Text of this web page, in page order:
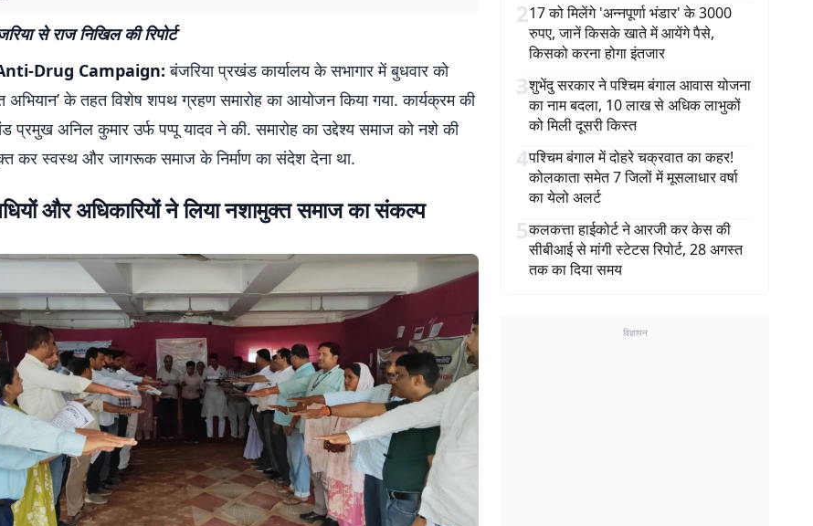
से राज निखिल की रिपोर्ट
Drug Campaign: बंजरिया प्रखंड कार्यालय के सभागार में बुधवार को
अभियान’ के तहत विशेष शपथ ग्रहण समारोह का आयोजन किया गया. कार्यक्रम की
प्रमुख अनिल कुमार उर्फ पप्पू यादव ने की. समारोह का उद्देश्य समाज को नशे की
कर स्वस्थ और जागरूक समाज के निर्माण का संदेश देना था.
और अधिकारियों ने लिया नशामुक्त समाज का संकल्प
217 को मिलेंगे 'अन्नपूर्णा भंडार' के 3000
रुपए, जानें किसके खाते में आयेंगे पैसे,
किसको करना होगा इंतजार
3शुभेंदु सरकार ने पश्चिम बंगाल आवास योजना
का नाम बदला, 10 लाख से अधिक लाभुकों
को मिली दूसरी किस्त
4पश्चिम बंगाल में दोहरे चक्रवात का कहर!
कोलकाता समेत 7 जिलों में मूसलाधार वर्षा
का येलो अलर्ट
5कलकत्ता हाईकोर्ट ने आरजी कर केस की
सीबीआई से मांगी स्टेटस रिपोर्ट, 28 अगस्त
तक का दिया समय
विज्ञापन